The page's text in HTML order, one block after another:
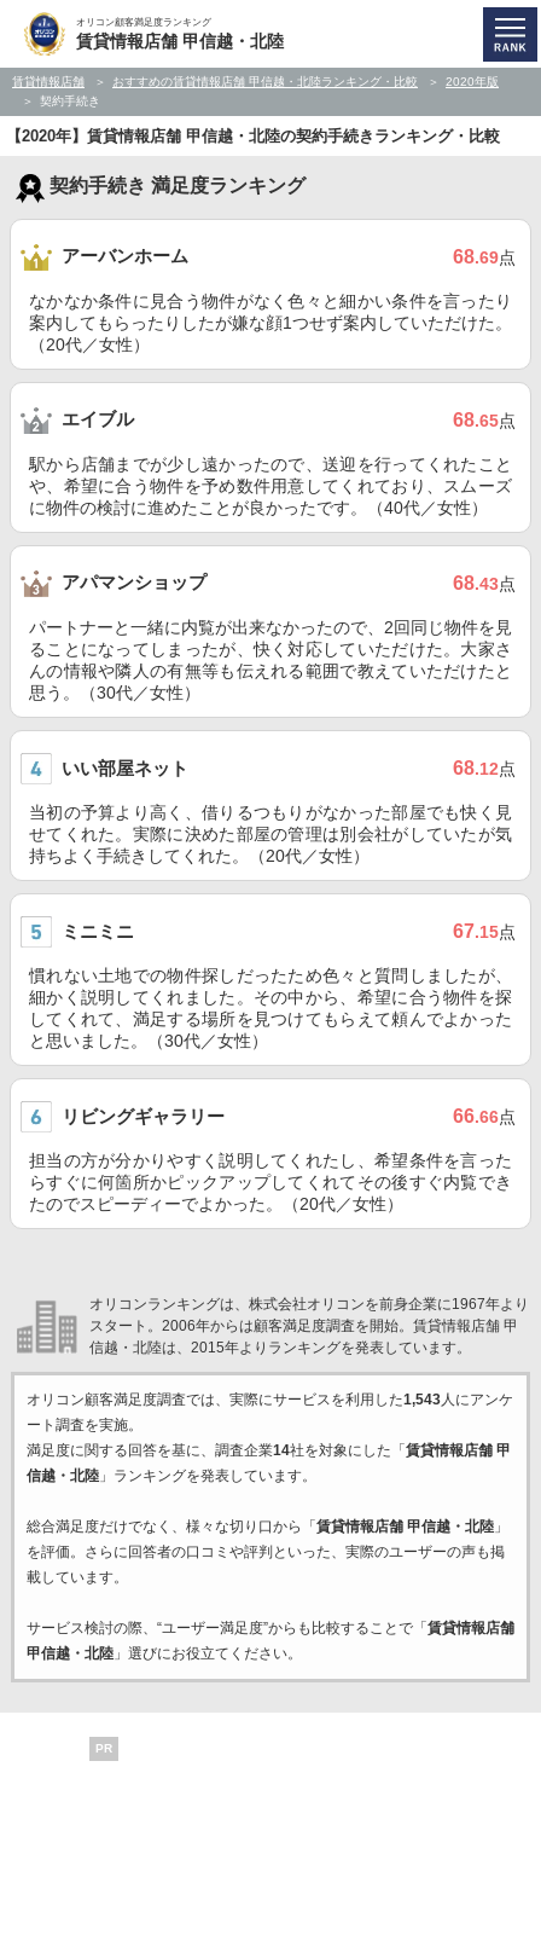
オリコン顧客満足度ランキング
賃貸情報店舗 甲信越・北陸
賃貸情報店舗 おすすめの賃貸情報店舗 甲信越・北陸ランキング・比較
2020年版
契約手続き
【2020年】賃貸情報店舗 甲信越・北陸の契約手続きランキング・比較
契約手続き 満足度ランキング
アーバンホーム 68.69点
なかなか条件に見合う物件がなく色々と細かい条件を言ったり
案内してもらったりしたが嫌な顔1つせず案内していただけた。
（20代／女性）
エイブル 68.65点
駅から店舗までが少し遠かったので、送迎を行ってくれたこと
や、希望に合う物件を予め数件用意してくれており、スムーズ
に物件の検討に進めたことが良かったです。（40代／女性）
アパマンショップ 68.43点
パートナーと一緒に内覧が出来なかったので、2回同じ物件を見
ることになってしまったが、快く対応していただけた。大家さ
んの情報や隣人の有無等も伝えれる範囲で教えていただけたと
思う。（30代／女性）
いい部屋ネット 68.12点
当初の予算より高く、借りるつもりがなかった部屋でも快く見
せてくれた。実際に決めた部屋の管理は別会社がしていたが気
持ちよく手続きしてくれた。（20代／女性）
ミニミニ 67.15点
慣れない土地での物件探しだったため色々と質問しましたが、
細かく説明してくれました。その中から、希望に合う物件を探
してくれて、満足する場所を見つけてもらえて頼んでよかった
と思いました。（30代／女性）
リビングギャラリー 66.66点
担当の方が分かりやすく説明してくれたし、希望条件を言った
らすぐに何箇所かピックアップしてくれてその後すぐ内覧でき
たのでスピーディーでよかった。（20代／女性）
オリコンランキングは、株式会社オリコンを前身企業に1967年より
スタート。2006年からは顧客満足度調査を開始。賃貸情報店舗 甲
信越・北陸は、2015年よりランキングを発表しています。
オリコン顧客満足度調査では、実際にサービスを利用した1,543人にアンケ
ート調査を実施。
満足度に関する回答を基に、調査企業14社を対象にした「 賃貸情報店舗 甲
信越・北陸」ランキングを発表しています。
総合満足度だけでなく、様々な切り口から「 賃貸情報店舗 甲信越・北陸」
を評価。さらに回答者の口コミや評判といった、実際のユーザーの声も掲
載しています。
サービス検討の際、“ユーザー満足度”からも比較することで「 賃貸情報店舗
甲信越・北陸」選びにお役立てください。
PR